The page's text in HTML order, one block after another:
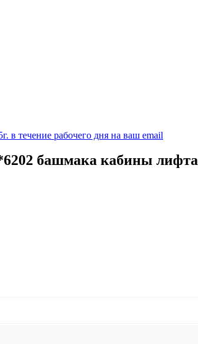
в течение рабочего дня на ваш email
башмака кабины лифта